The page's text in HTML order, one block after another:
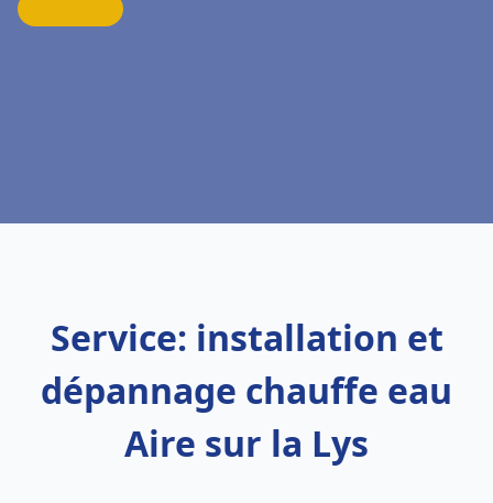
Service: installation et
dépannage chauffe eau
Aire sur la Lys